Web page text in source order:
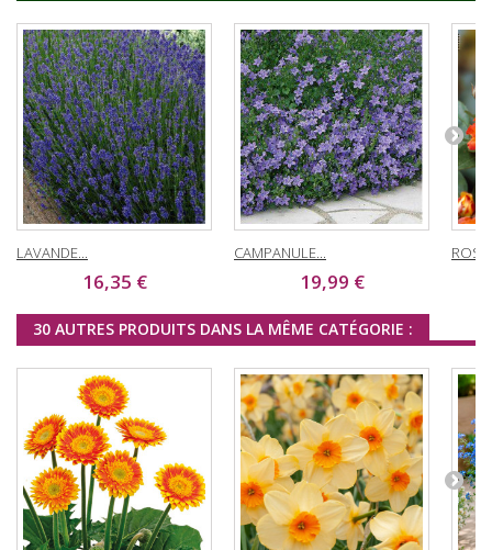
LAVANDE...
16,35 €
CAMPANULE...
19,99 €
30 AUTRES PRODUITS DANS LA MÊME CATÉGORIE :